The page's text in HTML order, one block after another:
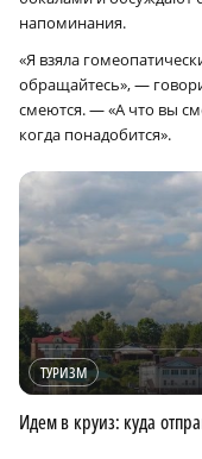
напоминания.
«Я взяла
обращайтесь», —
смеются. — «А что вы
когда понадобится».
ТУРИЗМ
Идем в круиз: куда